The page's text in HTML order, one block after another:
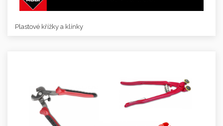
Plastové křížky a klínky